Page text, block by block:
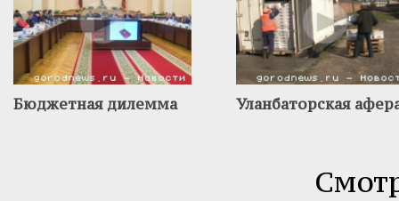
Бюджетная дилемма Уланбаторская